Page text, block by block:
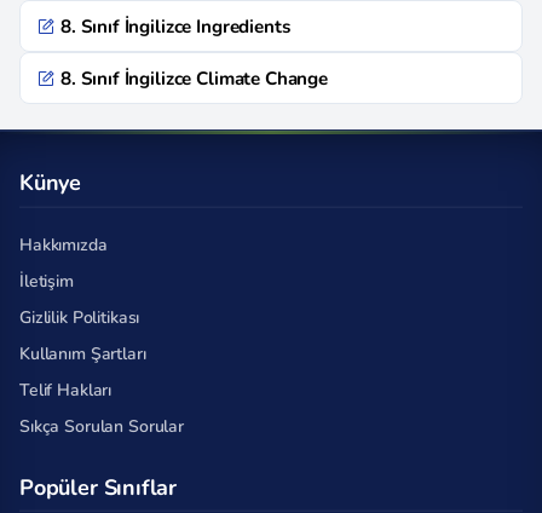
8. Sınıf İngilizce Ingredients
8. Sınıf İngilizce Climate Change
Künye
Hakkımızda
İletişim
Gizlilik Politikası
Kullanım Şartları
Telif Hakları
Sıkça Sorulan Sorular
Popüler Sınıflar